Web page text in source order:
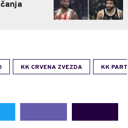
KK CRVENA ZVEZDA KK